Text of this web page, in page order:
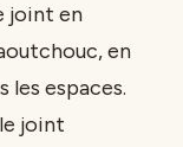
joint en
en
espaces.
joint